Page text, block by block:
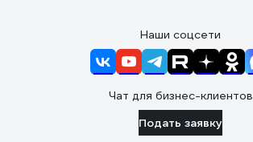
Наши соцсети
Чат для бизнес-клиентов
Подать заявку